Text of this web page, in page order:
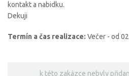
kontakt a nabidku.
Dekuji
Termín a čas realizace: Večer - od
k této zakázce nebyly